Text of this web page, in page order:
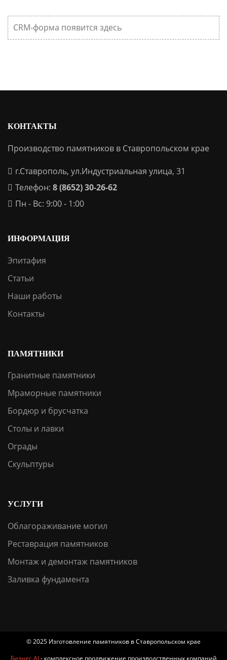
CRM-форма появится здесь
КОНТАКТЫ
Производство памятников в Ставропольском крае
г.Ставрополь, ул.Индустриальная улица, 31
Телефон: 8 (8652) 30-26-62
Пн - Вс: 9:00 - 1:00
ИНФОРМАЦИЯ
Эпитафия
Статьи
Наши работы
Контакты
ПАМЯТНИКИ
Гранитные памятники
Мраморные памятники
Бордюр и брусчатка
Столы и лавки
Ограды
Скульптуры
УСЛУГИ
Облагораживание могил
Реставрация памятников
Монтаж и демонтаж памятников
Заливка фундамента
© 2025 Изготовление памятников в Ставропольском крае